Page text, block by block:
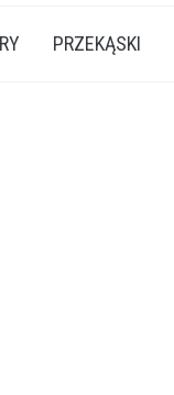
PRZEKĄSKI